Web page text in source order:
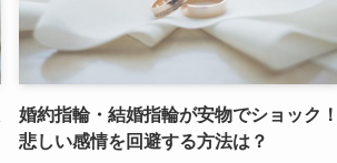
婚約指輪・結婚指輪が安物でショック！
悲しい感情を回避する方法は？